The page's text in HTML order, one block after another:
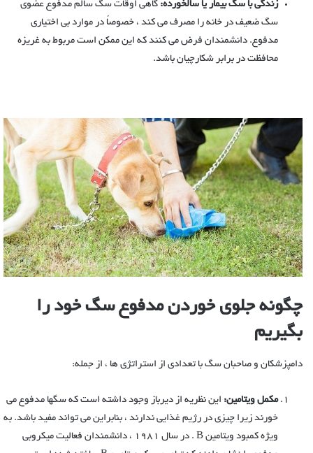
زندگی با سگ بیمار یا سالخورده: گاهی اوقات سگ سالم مدفوع عضوی
سگ ضعیف در خانه را مصرف می کند ، خصوصاً در موارد بی اختیاری
مدفوع. دانشمندان فرض می کنند که این ممکن است مربوط به غریزه
محافظت در برابر شکارچیان باشد.
چگونه جلوی خوردن مدفوع سگ خود را
بگیریم
دامپزشکان و صاحبان سگ با تعدادی از استراتژی ها ، از جمله:
مکمل ویتامین: این نظریه از دیرباز وجود داشته است که سگها مدفوع می
خورند زیرا چیزی در رژیم غذایی ندارند ، بنابراین می تواند مفید باشد. به
ویژه کمبود ویتامین B . در سال 1981 ، دانشمندان فعالیت میکروبی